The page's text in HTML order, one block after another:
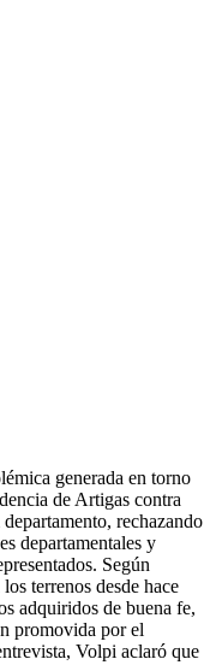
generada en torno
de Artigas contra
rechazando
departamentales y
Según
terrenos desde hace
adquiridos de buena fe,
promovida por el
Volpi aclaró que